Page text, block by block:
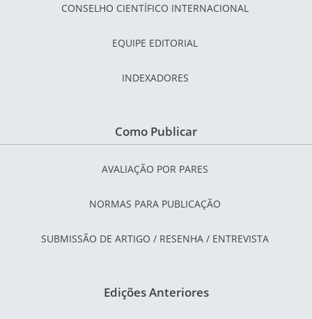
CONSELHO CIENTÍFICO INTERNACIONAL
EQUIPE EDITORIAL
INDEXADORES
Como Publicar
AVALIAÇÃO POR PARES
NORMAS PARA PUBLICAÇÃO
SUBMISSÃO DE ARTIGO / RESENHA / ENTREVISTA
Edições Anteriores